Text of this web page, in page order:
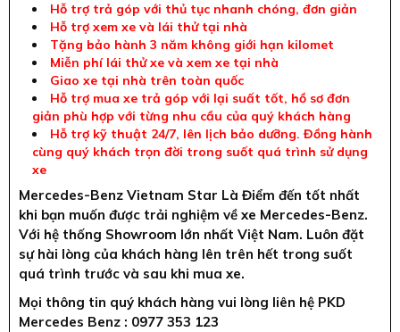
Hỗ trợ trả góp với thủ tục nhanh chóng, đơn giản
Hỗ trợ xem xe và lái thử tại nhà
Tặng bảo hành 3 năm không giới hạn kilomet
Miễn phí lái thử xe và xem xe tại nhà
Giao xe tại nhà trên toàn quốc
Hỗ trợ mua xe trả góp với lại suất tốt, hồ sơ đơn
giản phù hợp với từng nhu cầu của quý khách hàng
Hỗ trợ kỹ thuật 24/7, lên lịch bảo dưỡng. Đồng hành
cùng quý khách trọn đời trong suốt quá trình sử dụng
xe
Mercedes-Benz Vietnam Star Là Điểm đến tốt nhất
khi bạn muốn được trải nghiệm về xe Mercedes-Benz.
Với hệ thống Showroom lớn nhất Việt Nam. Luôn đặt
sự hài lòng của khách hàng lên trên hết trong suốt
quá trình trước và sau khi mua xe.
Mọi thông tin quý khách hàng vui lòng liên hệ PKD
Mercedes Benz : 0977 353 123